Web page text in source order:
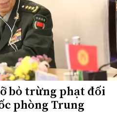
bỏ trừng phạt đối
phòng Trung